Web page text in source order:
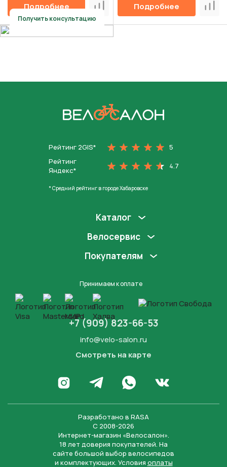
Подробнее
СравнитьПодробнее
Получить консультацию
Рейтинг 2GIS*
5
Рейтинг
Яндекс*
4.7
* Средний рейтинг в городе Хабаровске
Каталог
Велосервис
Покупателям
Принимаем к оплате
+7 (909) 823-66-53
info@velo-salon.ru
Смотреть на карте
Перейти в Инстаграм
Написать в Телеграм
Написать в WhatsApp
Перейти во
Разработано в RASA
С 2008-2026
Интернет-магазин «Велосалон».
18 лет доверия покупателей. На
сайте большой выбор велосипедов
и комплектующих. Условия оплаты